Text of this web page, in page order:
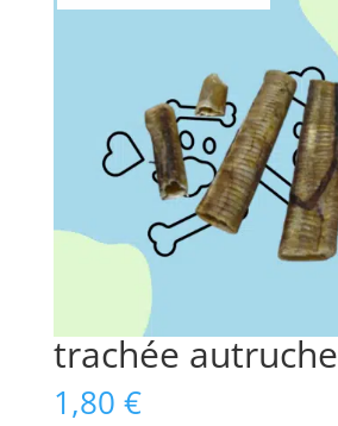
trachée autruche
1,80 €